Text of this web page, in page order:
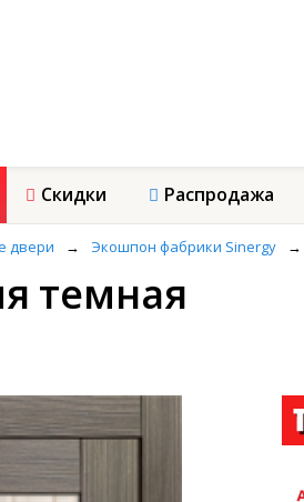
Скидки Распродажа
двери → Экошпон фабрики Sinergy →
темная